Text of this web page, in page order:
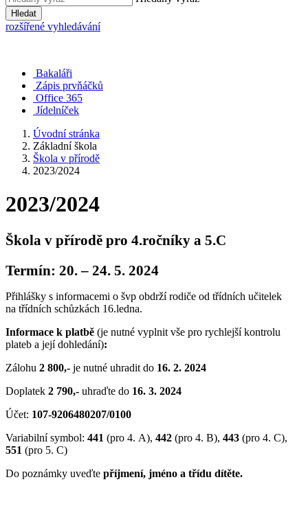
Hledat
rozšířené vyhledávání
Bakaláři
Zápis prvňáčků
Office 365
Jídelníček
Úvodní stránka
Základní škola
Škola v přírodě
2023/2024
2023/2024
Škola v přírodě pro 4.ročníky a 5.C
Termín: 20. – 24. 5. 2024
Přihlášky s informacemi o švp obdrží rodiče od třídních učitelek
na třídních schůzkách 16.ledna.
Informace k platbě (je nutné vyplnit vše pro rychlejší kontrolu
plateb a její dohledání):
Zálohu 2 800,- je nutné uhradit do 16. 2. 2024
Doplatek 2 790,- uhraďte do 16. 3. 2024
Účet: 107-9206480207/0100
Variabilní symbol: 441 (pro 4. A), 442 (pro 4. B), 443 (pro 4. C),
551 (pro 5. C)
Do poznámky uveďte příjmení, jméno a třídu dítěte.